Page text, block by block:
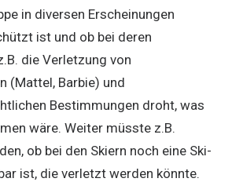
in diversen Erscheinungen
ist und ob bei deren
die Verletzung von
(Mattel, Barbie) und
Bestimmungen droht, was
wäre. Weiter müsste z.B.
ob bei den Skiern noch eine Ski-
ist, die verletzt werden könnte.